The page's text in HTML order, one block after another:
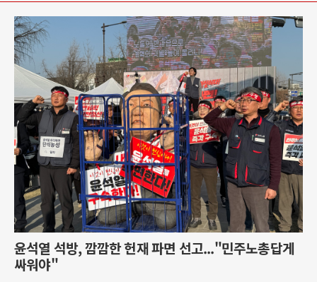
윤석열 석방, 깜깜한 헌재 파면 선고..."민주노총답게
싸워야"